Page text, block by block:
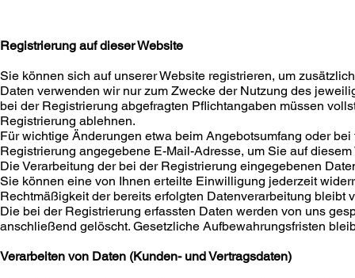
​Registrierung auf dieser Website
Sie können sich auf unserer Website registrieren, um
Daten verwenden wir nur zum Zwecke der Nutzung des
bei der Registrierung abgefragten Pflichtangaben müssen
Registrierung ablehnen.
Für wichtige Änderungen etwa beim Angebotsumfang oder
Registrierung angegebene E-Mail-Adresse, um Sie auf
Die Verarbeitung der bei der Registrierung eingegebenen
Sie können eine von Ihnen erteilte Einwilligung jederzeit
Rechtmäßigkeit der bereits erfolgten Datenverarbeitung bleibt
Die bei der Registrierung erfassten Daten werden von uns
anschließend gelöscht. Gesetzliche Aufbewahrungsfristen
Verarbeiten von Daten (Kunden- und Vertragsdaten)